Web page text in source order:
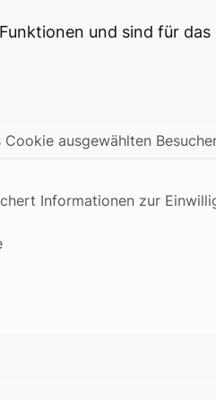
und sind für
ausgewählten
Informationen zur